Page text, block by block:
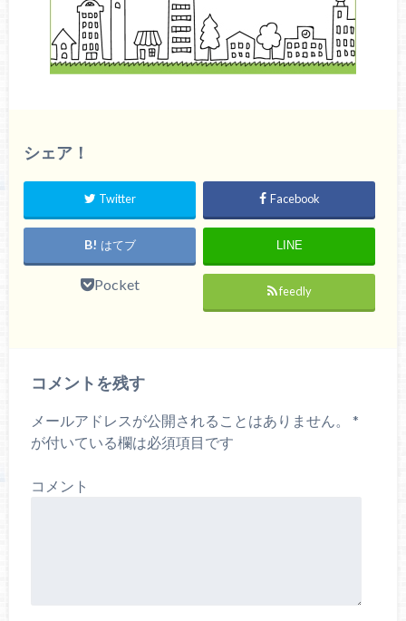
シェア！
Twitter Facebook
はてブ LINE
Pocket feedly
コメントを残す
メールアドレスが公開されることはありません。
*
が付いている欄は必須項目です
コメント